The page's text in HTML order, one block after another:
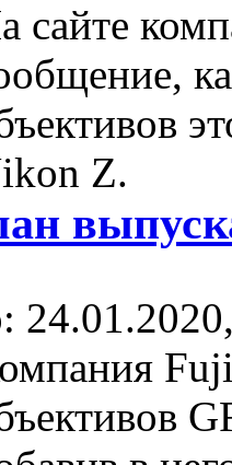
сайте
Z.